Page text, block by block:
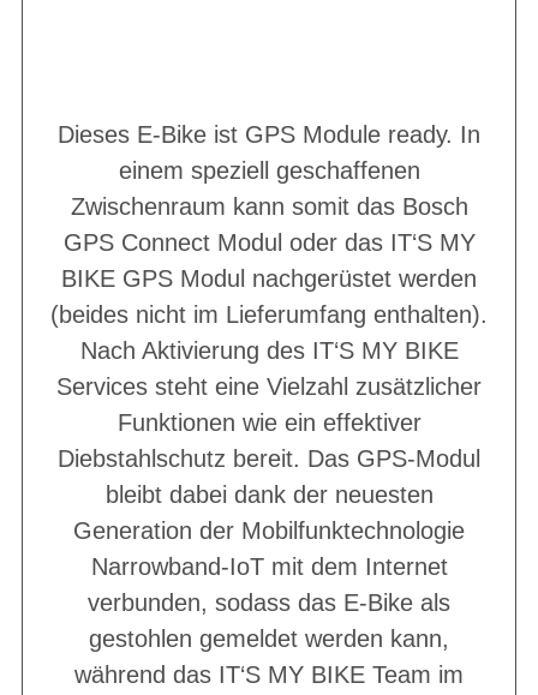
Dieses E-Bike ist GPS Module ready. In
einem speziell geschaffenen
Zwischenraum kann somit das Bosch
GPS Connect Modul oder das IT‘S MY
BIKE GPS Modul nachgerüstet werden
(beides nicht im Lieferumfang enthalten).
Nach Aktivierung des IT‘S MY BIKE
Services steht eine Vielzahl zusätzlicher
Funktionen wie ein effektiver
Diebstahlschutz bereit. Das GPS-Modul
bleibt dabei dank der neuesten
Generation der Mobilfunktechnologie
Narrowband-IoT mit dem Internet
verbunden, sodass das E-Bike als
gestohlen gemeldet werden kann,
während das IT‘S MY BIKE Team im